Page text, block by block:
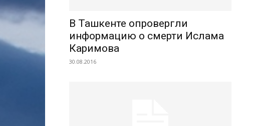
В Ташкенте опровергли
информацию о смерти Ислама
Каримова
30.08.2016